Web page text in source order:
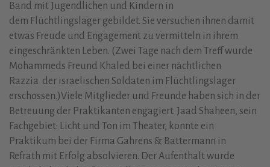
Band mit Jugendlichen und Kindern in
dem Flüchtlingslager gebildet. Sie versuchen ihnen damit
etwas Freude und Engagement zu vermitteln in ihrem
eingeschränkten Leben. (Zwei Tage nach dem Treff wurde
Mohammeds Freund Khaled bei einer nächtlichen
Razzia der israelischen Soldaten im Flüchtlingslager
erschossen.)Viele Mitglieder und Freunde haben sich in der
Betreuung der Praktikanten engagiert. Jaad Shaheen, sein
Fachgebiet: Licht und Ton im Theater, konnte ein
Praktikum bei der Firma Gahrens & Battermann in
Refrath mit Erfolg absolvieren. Der Aufenthalt wurde